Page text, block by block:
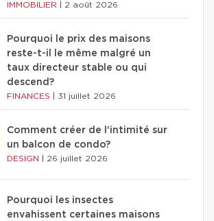
IMMOBILIER 2 août 2026
Pourquoi le prix des maisons
reste-t-il le même malgré un
taux directeur stable ou qui
descend?
FINANCES 31 juillet 2026
Comment créer de l'intimité sur
un balcon de condo?
DESIGN 26 juillet 2026
Pourquoi les insectes
envahissent certaines maisons